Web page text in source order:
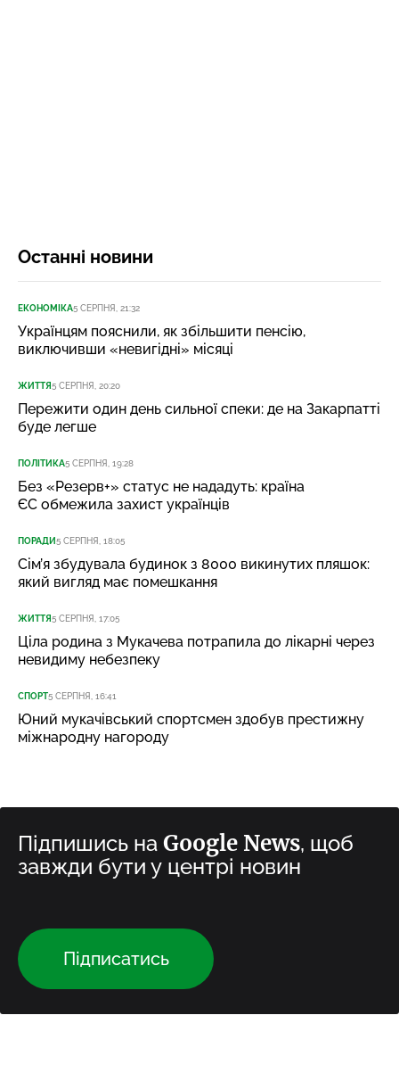
Останні новини
ЕКОНОМІКА5 СЕРПНЯ, 21:32
Українцям пояснили, як збільшити пенсію,
виключивши «невигідні» місяці
ЖИТТЯ5 СЕРПНЯ, 20:20
Пережити один день сильної спеки: де на Закарпатті
буде легше
ПОЛІТИКА5 СЕРПНЯ, 19:28
Без «Резерв+» статус не нададуть: країна
ЄС обмежила захист українців
ПОРАДИ5 СЕРПНЯ, 18:05
Сім’я збудувала будинок з 8000 викинутих пляшок:
який вигляд має помешкання
ЖИТТЯ5 СЕРПНЯ, 17:05
Ціла родина з Мукачева потрапила до лікарні через
невидиму небезпеку
СПОРТ5 СЕРПНЯ, 16:41
Юний мукачівський спортсмен здобув престижну
міжнародну нагороду
Підпишись на Google News, щоб
завжди бути у центрі новин
Підписатись